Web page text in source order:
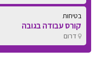
בטיחות
קורס עבודה בגובה
דרום